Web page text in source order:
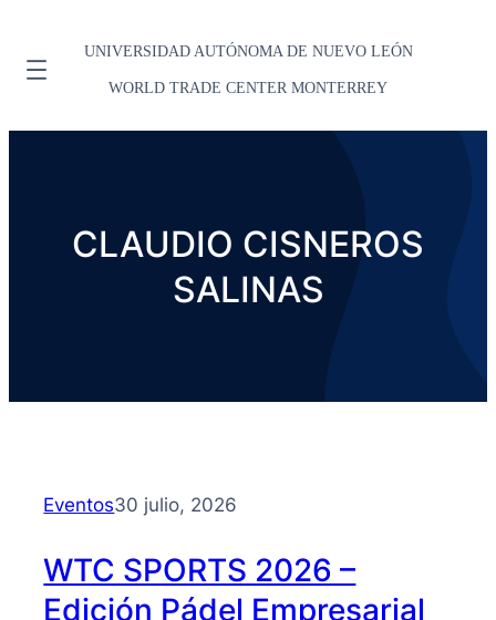
UNIVERSIDAD AUTÓNOMA DE NUEVO LEÓN
WORLD TRADE CENTER MONTERREY
CLAUDIO CISNEROS
SALINAS
Eventos30 julio, 2026
WTC SPORTS 2026 –
Edición Pádel Empresarial